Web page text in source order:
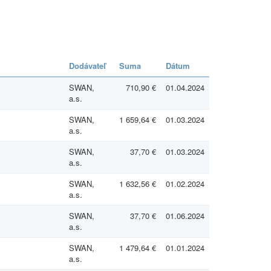
Dodávateľ Suma
Dátum
SWAN,
a.s.
710,90 € 01.04.2024
SWAN,
a.s.
1 659,64 € 01.03.2024
SWAN,
a.s.
37,70 € 01.03.2024
SWAN,
a.s.
1 632,56 € 01.02.2024
SWAN,
a.s.
37,70 € 01.06.2024
SWAN,
a.s.
1 479,64 € 01.01.2024